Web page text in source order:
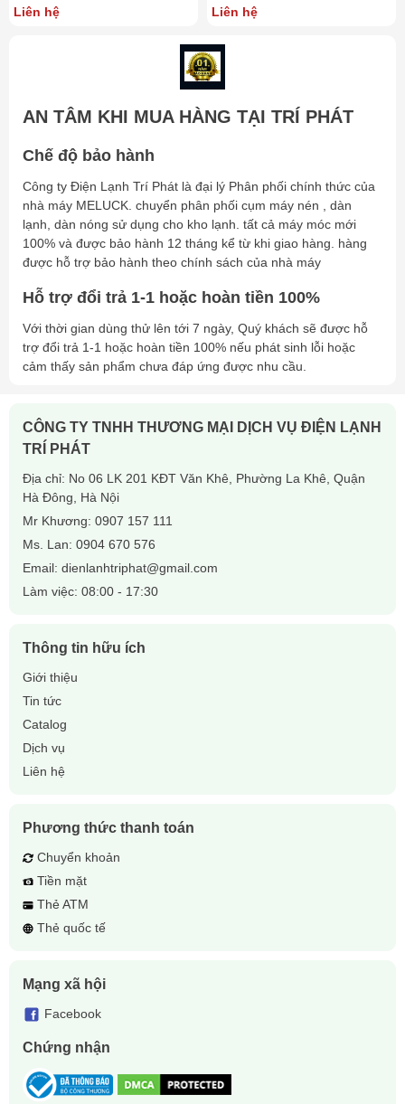
mm
Overall size
1540x980x960
Liên hệ
Liên hệ
AN TÂM KHI MUA HÀNG TẠI TRÍ PHÁT
Chế độ bảo hành
Công ty Điện Lạnh Trí Phát là đại lý Phân phối chính thức của
nhà máy MELUCK. chuyển phân phối cụm máy nén , dàn
lạnh, dàn nóng sử dụng cho kho lạnh. tất cả máy móc mới
100% và được bảo hành 12 tháng kể từ khi giao hàng. hàng
được hỗ trợ bảo hành theo chính sách của nhà máy
Hỗ trợ đổi trả 1-1 hoặc hoàn tiền 100%
Với thời gian dùng thử lên tới 7 ngày, Quý khách sẽ được hỗ
trợ đổi trả 1-1 hoặc hoàn tiền 100% nếu phát sinh lỗi hoặc
cảm thấy sản phẩm chưa đáp ứng được nhu cầu.
CÔNG TY TNHH THƯƠNG MẠI DỊCH VỤ ĐIỆN LẠNH
TRÍ PHÁT
Địa chỉ: No 06 LK 201 KĐT Văn Khê, Phường La Khê, Quận
Hà Đông, Hà Nội
Mr Khương: 0907 157 111
Ms. Lan: 0904 670 576
Email: dienlanhtriphat@gmail.com
Làm việc: 08:00 - 17:30
Thông tin hữu ích
Giới thiệu
Tin tức
Catalog
Dịch vụ
Liên hệ
Phương thức thanh toán
Chuyển khoản
Tiền mặt
Thẻ ATM
Thẻ quốc tế
Mạng xã hội
Facebook
Chứng nhận